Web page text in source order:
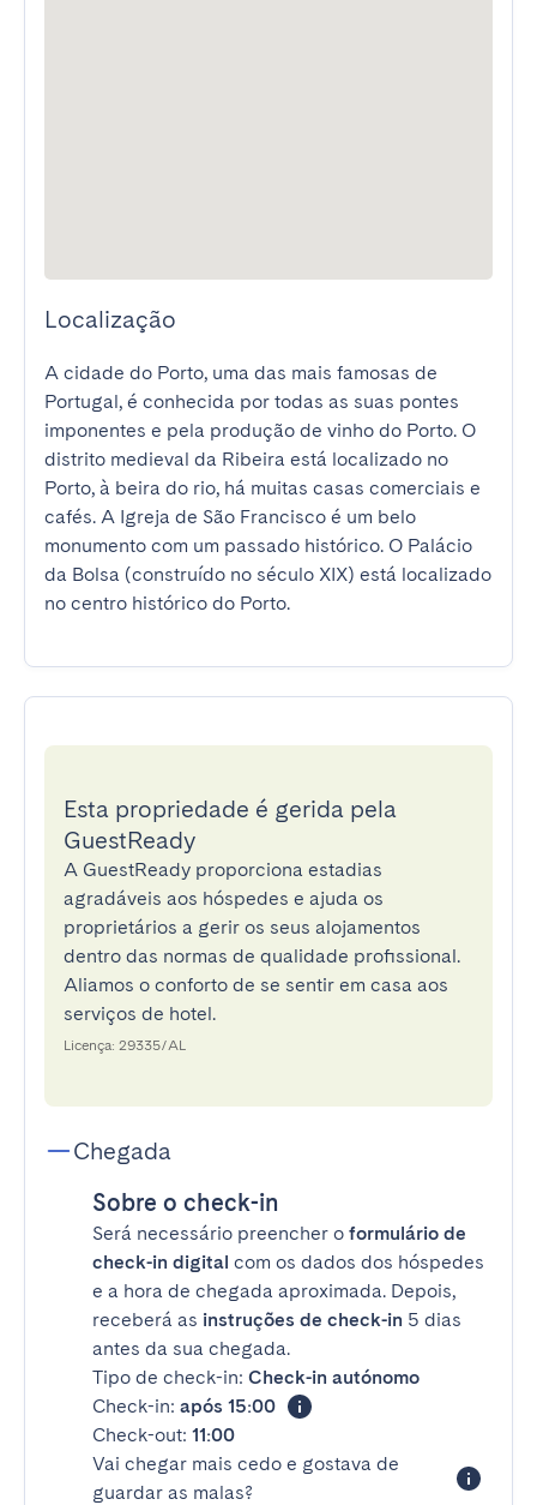
Localização
A cidade do Porto, uma das mais famosas de
Portugal, é conhecida por todas as suas pontes
imponentes e pela produção de vinho do Porto. O
distrito medieval da Ribeira está localizado no
Porto, à beira do rio, há muitas casas comerciais e
cafés. A Igreja de São Francisco é um belo
monumento com um passado histórico. O Palácio
da Bolsa (construído no século XIX) está localizado
no centro histórico do Porto.
Esta propriedade é gerida pela
GuestReady
A GuestReady proporciona estadias
agradáveis aos hóspedes e ajuda os
proprietários a gerir os seus alojamentos
dentro das normas de qualidade profissional.
Aliamos o conforto de se sentir em casa aos
serviços de hotel.
Licença: 29335/AL
Chegada
Sobre o check-in
Será necessário preencher o formulário de
check-in digital com os dados dos hóspedes
e a hora de chegada aproximada. Depois,
receberá as instruções de check-in 5 dias
antes da sua chegada.
Tipo de check-in: Check-in autónomo
Check-in: após 15:00
Check-out: 11:00
Vai chegar mais cedo e gostava de
guardar as malas?